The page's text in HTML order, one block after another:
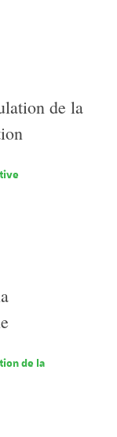
de la
de la